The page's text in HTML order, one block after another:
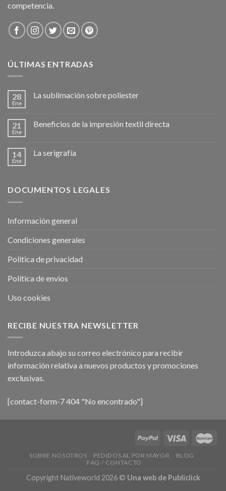
competencia.
ÚLTIMAS ENTRADAS
28
Ene
La sublimación sobre poliester
21
Ene
Beneficios de la impresión textil directa
14
Ene
La serigrafía
DOCUMENTOS LEGALES
Información general
Condiciones generales
Politica de privacidad
Política de envios
Uso cookies
RECIBE NUESTRA NEWSLETTER
Introduzca abajo su correo electrónico para recibir
información relativa a nuevos productos y promociones
exclusivas.
[contact-form-7 404 "No encontrado"]
SOBRE NOSOTROS PEDIDOS AL POR MAYOR
BLOG
FAQ / CONTACTO
Copyright Nativeworld 2026 © Una web de Publiclick